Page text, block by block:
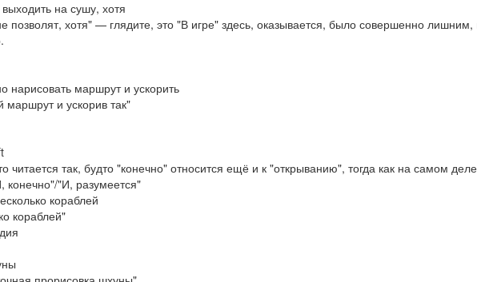
на сушу, хотя
позволят, хотя" — глядите, это "В игре" здесь, оказывается, было совершенно лишним,
нарисовать маршрут и ускорить
маршрут и ускорив так"
читается так, будто "конечно" относится ещё и к "открыванию", тогда как на самом
конечно"/"И, разумеется"
кораблей
кораблей"